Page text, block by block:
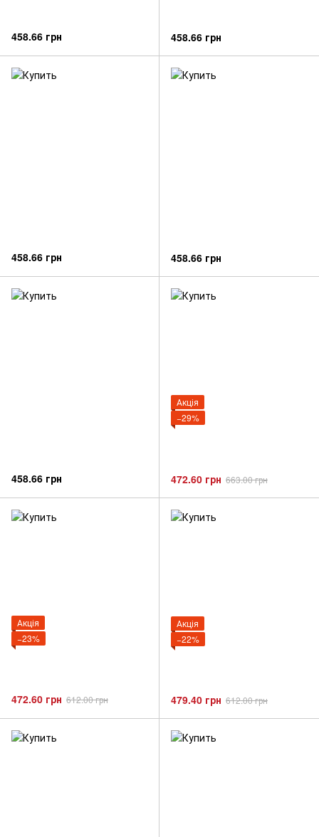
458.66 грн 458.66 грн
458.66 грн 458.66 грн
458.66 грн
Акція
−29%
472.60 грн 663.00 грн
Акція
−23%
472.60 грн 612.00 грн
Акція
−22%
479.40 грн 612.00 грн